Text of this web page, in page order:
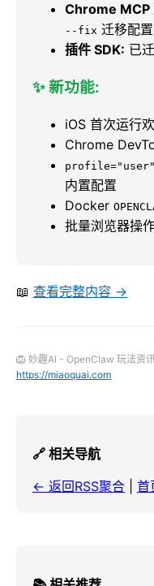
Chrome MCP
--fix 迁移配置
插件 SDK: 已
✨ 新功能:
iOS 首次运行
Chrome
profile="user"
内置配置
Docker
批量浏览器操
📖 查看完整内容 →
🦁 妙趣AI - OpenClaw 玩法资
https://miaoquai.com
🔗 相关导航
← 返回RSS聚合
首